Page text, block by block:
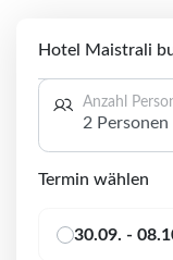
Hotel Maistrali
Anzahl
2 Personen
Termin wählen
30.09. -